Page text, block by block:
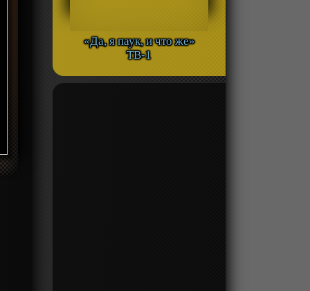
«Да, я паук, и что же»
ТВ-1